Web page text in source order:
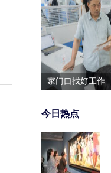
家门口找好工作
今日热点